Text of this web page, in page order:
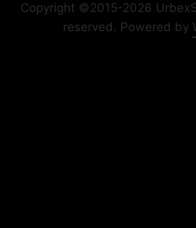
Copyright ©2015-2026
reserved. Powered by